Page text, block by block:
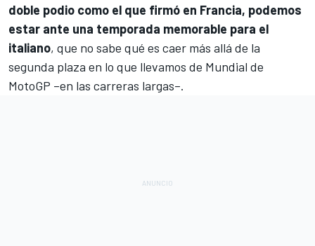
doble podio como el que firmó en Francia, podemos
estar ante una temporada memorable para el
italiano, que no sabe qué es caer más allá de la
segunda plaza en lo que llevamos de Mundial de
MotoGP –en las carreras largas–.